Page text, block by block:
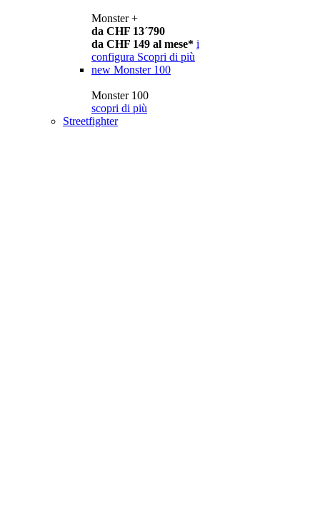
Monster +
da CHF 13´790
da CHF 149 al mese* i
configura Scopri di più
new Monster 100
Monster 100
scopri di più
Streetfighter